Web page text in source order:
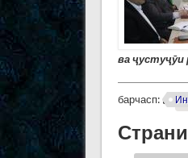
ва ҷустуҷӯи
барчасп: